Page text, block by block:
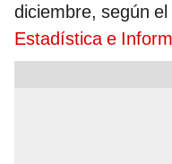
diciembre, según el
Estadística e